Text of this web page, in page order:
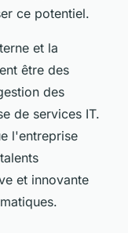
ce potentiel.
et la
être des
des
de services IT.
l'entreprise
et innovante